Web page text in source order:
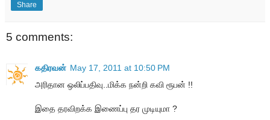
Share
5 comments:
கதிரவன் May 17, 2011 at 10:50 PM
அரிதான ஒலிப்பதிவு..மிக்க நன்றி கவி ரூபன் !!
இதை தரவிறக்க இணைப்பு தர முடியுமா ?